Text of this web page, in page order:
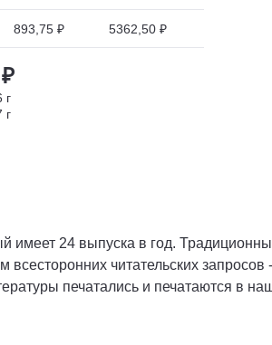
893,75 ₽ 5362,50 ₽
г
г
имеет 24 выпуска в год.
всесторонних читательских
печатались и печатаются в